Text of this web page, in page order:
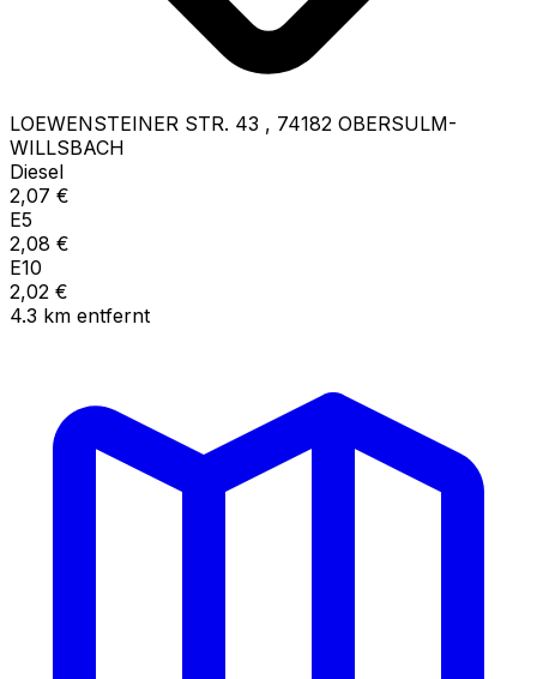
LOEWENSTEINER STR. 43 , 74182 OBERSULM-
WILLSBACH
Diesel
2,07 €
E5
2,08 €
E10
2,02 €
4.3 km entfernt